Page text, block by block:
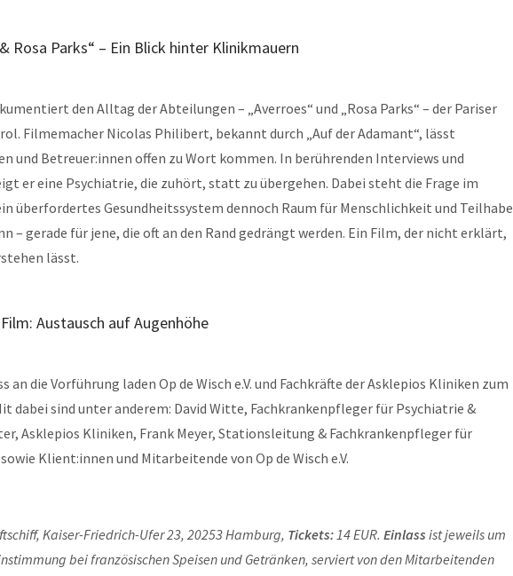
Rosa Parks“ – Ein Blick hinter Klinikmauern
den Alltag der Abteilungen – „Averroes“ und „Rosa Parks“ – der Pariser
Filmemacher Nicolas Philibert, bekannt durch „Auf der Adamant“, lässt
und Betreuer:innen offen zu Wort kommen. In berührenden Interviews und
er eine Psychiatrie, die zuhört, statt zu übergehen. Dabei steht die Frage im
überfordertes Gesundheitssystem dennoch Raum für Menschlichkeit und Teilhabe
– gerade für jene, die oft an den Rand gedrängt werden. Ein Film, der nicht erklärt,
lässt.
Austausch auf Augenhöhe
an die Vorführung laden Op de Wisch e.V. und Fachkräfte der Asklepios Kliniken zum
dabei sind unter anderem: David Witte, Fachkrankenpfleger für Psychiatrie &
Asklepios Kliniken, Frank Meyer, Stationsleitung & Fachkrankenpfleger für
Klient:innen und Mitarbeitende von Op de Wisch e.V.
Kaiser-Friedrich-Ufer 23, 20253 Hamburg, Tickets:14 EUR. Einlass ist jeweils um
bei französischen Speisen und Getränken, serviert von den Mitarbeitenden